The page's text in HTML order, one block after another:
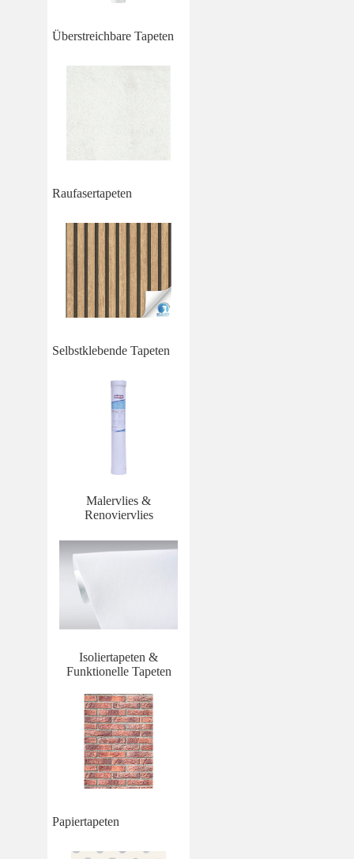
Überstreichbare Tapeten
Raufasertapeten
Selbstklebende Tapeten
Malervlies &
Renoviervlies
Isoliertapeten &
Funktionelle Tapeten
Papiertapeten